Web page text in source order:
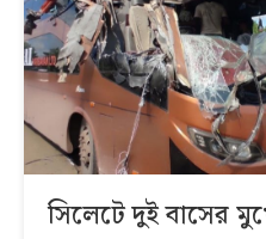
সিলেটে দুই বাসের